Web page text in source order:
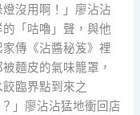
沒用啊！」廖沾沾
「咕嚕」聲，與他
傳《沾醬秘笈》裡
麵皮的氣味籠罩，
臨界點到來之
」廖沾沾猛地衝回店